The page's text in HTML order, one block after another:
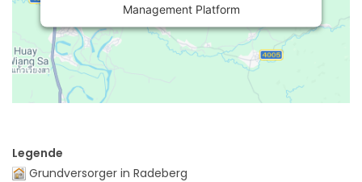
Management Platform
Legende
Grundversorger in Radeberg